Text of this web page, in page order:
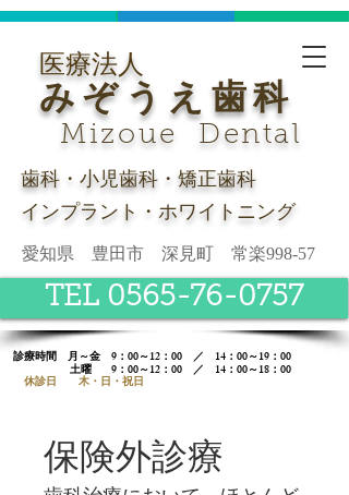
医療法人
みぞうえ歯科
Mizoue Dental
歯科・小児歯科・矯正歯科
インプラント・ホワイトニング
愛知県 豊田市 深見町 常楽998-57
TEL 0565-76-0757
診療時間​ 月～金 9：00～12：00 ／ 14：00～19：00
土曜 9：00～12：00 ／ 14：00～18：00
休診日 木・日・祝日
保険外診療